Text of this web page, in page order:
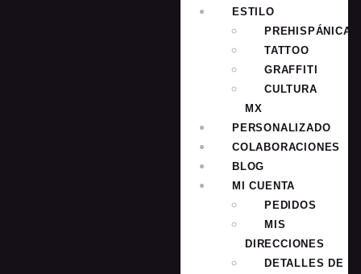
ESTILO
PREHISPÁNICA
TATTOO
GRAFFITI
CULTURA
MX
PERSONALIZADO
COLABORACIONES
BLOG
MI CUENTA
PEDIDOS
MIS
DIRECCIONES
DETALLES DE